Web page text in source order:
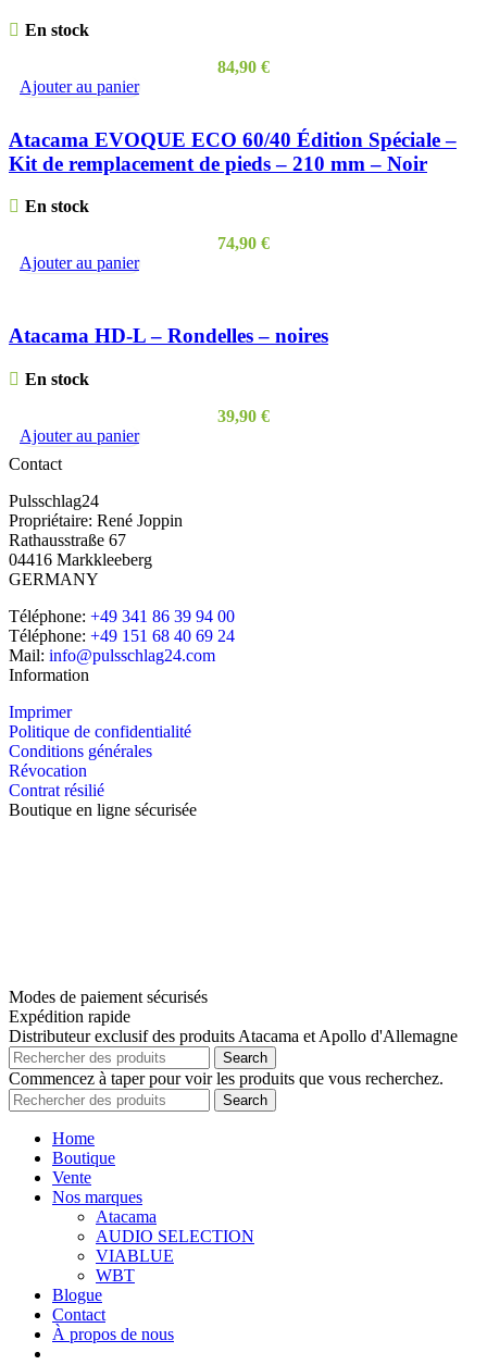
En stock
84,90 €
Ajouter au panier
Atacama EVOQUE ECO 60/40 Édition Spéciale –
Kit de remplacement de pieds – 210 mm – Noir
En stock
74,90 €
Ajouter au panier
Atacama HD-L – Rondelles – noires
En stock
39,90 €
Ajouter au panier
Contact
Pulsschlag24
Propriétaire: René Joppin
Rathausstraße 67
04416 Markkleeberg
GERMANY
Téléphone: +49 341 86 39 94 00
Téléphone: +49 151 68 40 69 24
Mail: info@pulsschlag24.com
Information
Imprimer
Politique de confidentialité
Conditions générales
Révocation
Contrat résilié
Boutique en ligne sécurisée
Modes de paiement sécurisés
Expédition rapide
Distributeur exclusif des produits Atacama et Apollo d'Allemagne
Search
Commencez à taper pour voir les produits que vous recherchez.
Search
Home
Boutique
Vente
Nos marques
Atacama
AUDIO SELECTION
VIABLUE
WBT
Blogue
Contact
À propos de nous